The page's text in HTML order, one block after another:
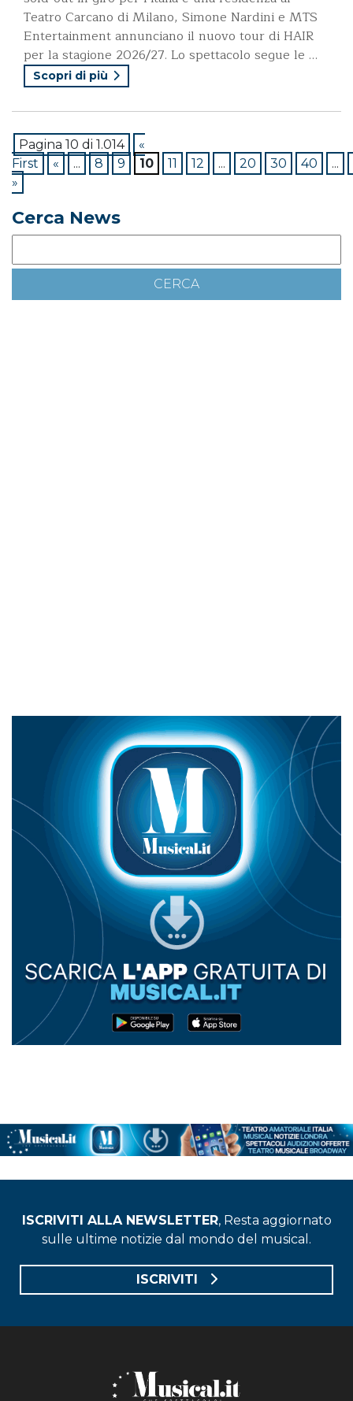
Teatro Carcano di Milano, Simone Nardini e MTS
Entertainment annunciano il nuovo tour di HAIR
per la stagione 2026/27. Lo spettacolo segue le …
Scopri di più
Pagina 10 di 1.014
«
First
« ... 8 9 10 11 12 ... 20 30 40
...
»
Cerca News
ISCRIVITI ALLA NEWSLETTER, Resta aggiornato
sulle ultime notizie dal mondo del musical.
ISCRIVITI